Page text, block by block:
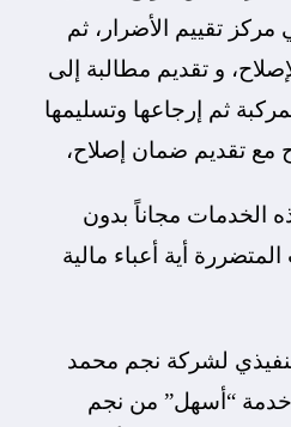
مركز تقييم الأضرار، ثم
و تقديم مطالبة إلى
ثم إرجاعها وتسليمها
مع تقديم ضمان إصلاح،
الخدمات مجاناً بدون
أية أعباء مالية
لشركة نجم محمد
“أسهل” من نجم